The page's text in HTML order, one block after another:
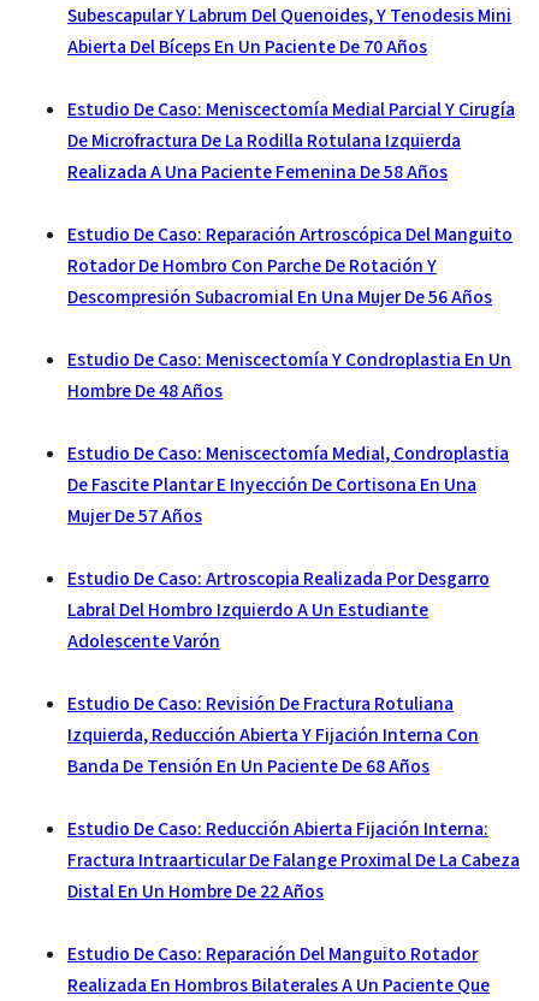
Subescapular Y Labrum Del Quenoides, Y Tenodesis Mini
Abierta Del Bíceps En Un Paciente De 70 Años
Estudio De Caso: Meniscectomía Medial Parcial Y Cirugía
De Microfractura De La Rodilla Rotulana Izquierda
Realizada A Una Paciente Femenina De 58 Años
Estudio De Caso: Reparación Artroscópica Del Manguito
Rotador De Hombro Con Parche De Rotación Y
Descompresión Subacromial En Una Mujer De 56 Años
Estudio De Caso: Meniscectomía Y Condroplastia En Un
Hombre De 48 Años
Estudio De Caso: Meniscectomía Medial, Condroplastia
De Fascite Plantar E Inyección De Cortisona En Una
Mujer De 57 Años
Estudio De Caso: Artroscopia Realizada Por Desgarro
Labral Del Hombro Izquierdo A Un Estudiante
Adolescente Varón
Estudio De Caso: Revisión De Fractura Rotuliana
Izquierda, Reducción Abierta Y Fijación Interna Con
Banda De Tensión En Un Paciente De 68 Años
Estudio De Caso: Reducción Abierta Fijación Interna:
Fractura Intraarticular De Falange Proximal De La Cabeza
Distal En Un Hombre De 22 Años
Estudio De Caso: Reparación Del Manguito Rotador
Realizada En Hombros Bilaterales A Un Paciente Que